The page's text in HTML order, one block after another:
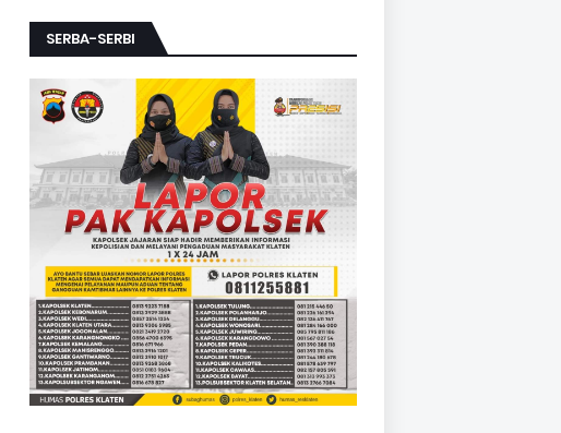
SERBA-SERBI